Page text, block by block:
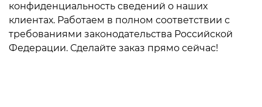
конфиденциальность сведений о наших
клиентах. Работаем в полном соответствии с
требованиями законодательства Российской
Федерации. Сделайте заказ прямо сейчас!